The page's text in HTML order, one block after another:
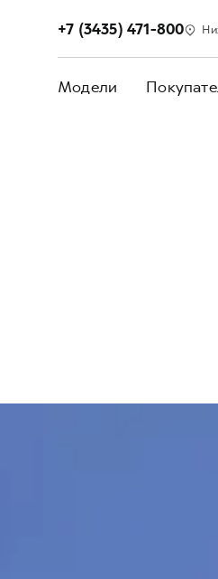
+7 (3435) 471-800
Модели